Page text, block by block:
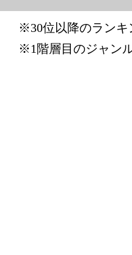
※30位以降のランキ
※1階層目のジャン